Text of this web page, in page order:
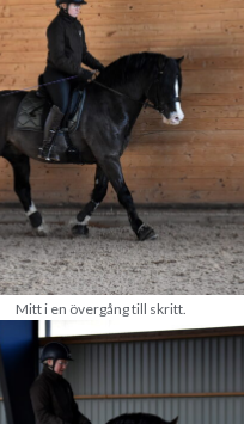
Mitt i en övergång till skritt.